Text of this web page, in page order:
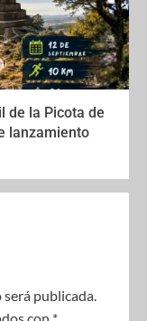
de la Picota de
lanzamiento
publicada.